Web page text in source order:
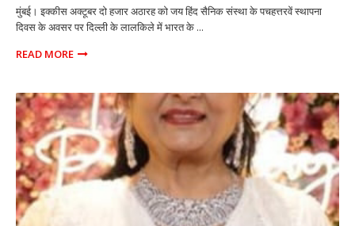
मुंबई। इक्कीस अक्टूबर दो हजार अठारह को जय हिंद सैनिक संस्था के पचहत्तरवें स्थापना
दिवस के अवसर पर दिल्ली के लालकिले में भारत के ...
READ MORE